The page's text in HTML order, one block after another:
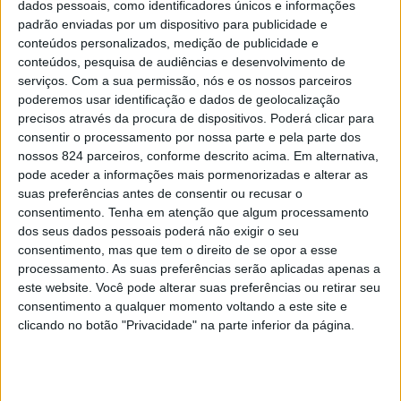
dados pessoais, como identificadores únicos e informações
padrão enviadas por um dispositivo para publicidade e
conteúdos personalizados, medição de publicidade e
conteúdos, pesquisa de audiências e desenvolvimento de
serviços. Com a sua permissão, nós e os nossos parceiros
poderemos usar identificação e dados de geolocalização
precisos através da procura de dispositivos. Poderá clicar para
consentir o processamento por nossa parte e pela parte dos
nossos 824 parceiros, conforme descrito acima. Em alternativa,
pode aceder a informações mais pormenorizadas e alterar as
suas preferências antes de consentir ou recusar o
consentimento. Tenha em atenção que algum processamento
dos seus dados pessoais poderá não exigir o seu
consentimento, mas que tem o direito de se opor a esse
processamento. As suas preferências serão aplicadas apenas a
este website. Você pode alterar suas preferências ou retirar seu
consentimento a qualquer momento voltando a este site e
clicando no botão "Privacidade" na parte inferior da página.
Tu não mereces alguém que te obriga a pedir
para aparecer, que te faz implorar para que
fique. Tu não precisas mendigar nada, tu
mereces alguém que chegue, que fique, que só
vá embora com uma parte de ti dentro do peito
que é para, mesmo distante, se manter
próximo.